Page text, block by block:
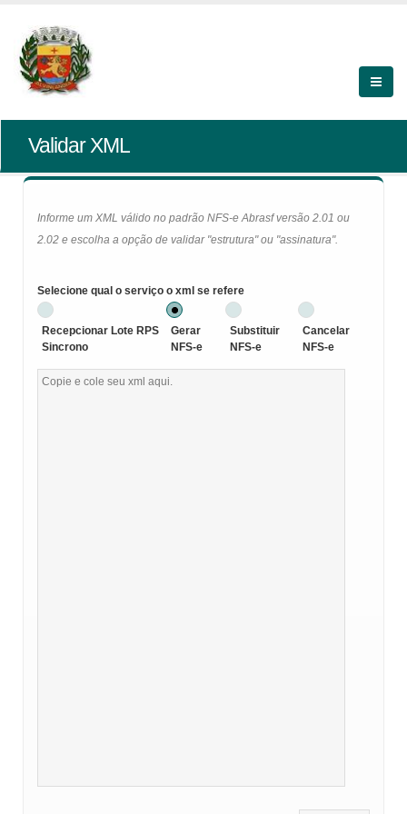
Validar XML
Informe um XML válido no padrão NFS-e Abrasf versão 2.01 ou
2.02 e escolha a opção de validar "estrutura" ou "assinatura".
Selecione qual o serviço o xml se refere
Recepcionar Lote RPS
Sincrono
Gerar
NFS-e
Substituir
NFS-e
Cancelar
NFS-e